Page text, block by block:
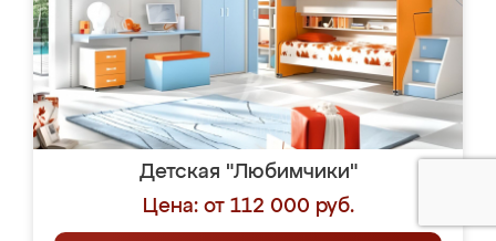
Детская "Любимчики"
Цена: от 112 000 руб.